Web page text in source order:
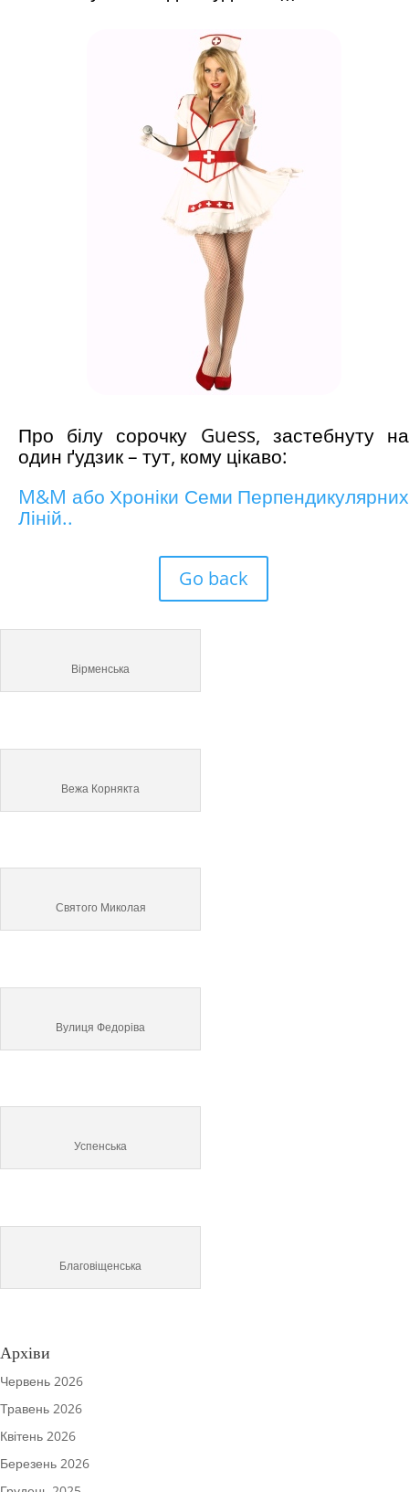
Про білу сорочку Guess, застебнуту на
один ґудзик – тут, кому цікаво:
M&M або Хроніки Семи Перпендикулярних
Ліній..
Go back
Вірменська
Вежа Корнякта
Святого Миколая
Вулиця Федоріва
Успенська
Благовіщенська
Архіви
Червень 2026
Травень 2026
Квітень 2026
Березень 2026